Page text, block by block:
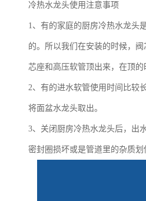
冷热水龙头使用注意事项
1、有的家庭的厨房冷热水龙头
的。所以我们在安装的时候，
芯座和高压软管顶出来，在顶
2、有的进水软管使用时间比较
将面盆水龙头取出。
3、关闭厨房冷热水龙头后，出
密封圈损坏或是管道里的杂质划